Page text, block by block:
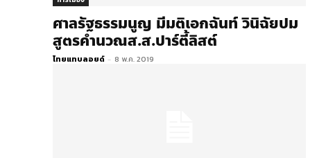
ศาลรัฐธรรมนูญ มีมติเอกฉันท์ วินิฉัยปม
สูตรคำนวณส.ส.ปาร์ตี้​ลิสต์​
ไทยแทบลอยด์ - 8 พ.ค. 2019